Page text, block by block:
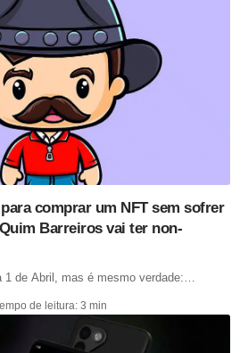
comprar um NFT sem sofrer
Barreiros vai ter non-
1 de Abril, mas é mesmo verdade:…
de leitura: 3 min